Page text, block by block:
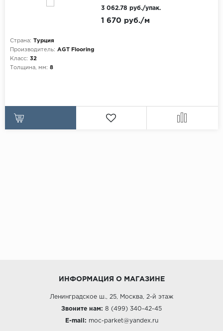
Страна: Турция
Производитель: AGT Flooring
Класс: 32
Толщина, мм: 8
1 670 руб./м
3 062.78 руб./упак.
ИНФОРМАЦИЯ О МАГАЗИНЕ
Ленинградское ш., 25, Москва, 2-й этаж
Звоните нам: 8 (499) 340-42-45
E-mail: moc-parket@yandex.ru